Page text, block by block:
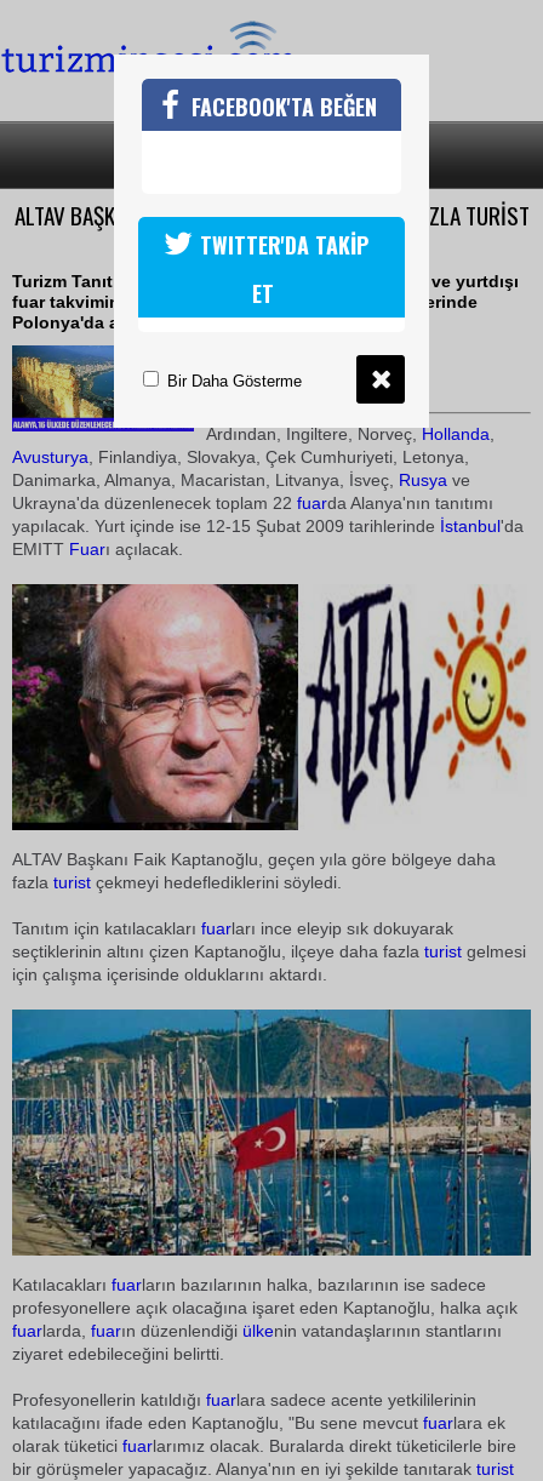
ALTAV BAŞKANI,ALANYA'NIN TANITIMIYLA DAHA FAZLA TURİST
ÇEKECEĞİZ
Turizm Tanıtma Vakfı'nın (ALTAV) belirlediği yurtiçi ve yurtdışı
fuar takvimine göre, ilk fuar 25-27 Eylül 2008 tarihlerinde
Polonya'da açılacak.
TURİZMİN SESİ
Ardından, İngiltere, Norveç,Hollanda
Avusturya , Finlandiya, Slovakya, Çek Cumhuriyeti, Letonya,
Danimarka, Almanya, Macaristan, Litvanya, İsveç, Rusya ve
Ukrayna'da düzenlenecek toplam 22 fuarda Alanya'nın tanıtımı
yapılacak. Yurt içinde ise 12-15 Şubat 2009 tarihlerinde İstanbul'da
EMITT Fuarı açılacak.
ALTAV Başkanı Faik Kaptanoğlu, geçen yıla göre bölgeye daha
fazla turist çekmeyi hedeflediklerini söyledi.
Tanıtım için katılacakları fuarları ince eleyip sık dokuyarak
seçtiklerinin altını çizen Kaptanoğlu, ilçeye daha fazla turist gelmesi
için çalışma içerisinde olduklarını aktardı.
Katılacakları fuarların bazılarının halka, bazılarının ise sadece
profesyonellere açık olacağına işaret eden Kaptanoğlu, halka açık
fuarlarda, fuarın düzenlendiği ülkenin vatandaşlarının stantlarını
ziyaret edebileceğini belirtti.
Profesyonellerin katıldığı fuarlara sadece acente yetkililerinin
katılacağını ifade eden Kaptanoğlu, "Bu sene mevcut fuarlara ek
olarak tüketici fuarlarımız olacak. Buralarda direkt tüketicilerle bire
bir görüşmeler yapacağız. Alanya'nın en iyi şekilde tanıtarak turist
FACEBOOK'TA BEĞEN
TWITTER'DA TAKİP
ET
Bir Daha Gösterme